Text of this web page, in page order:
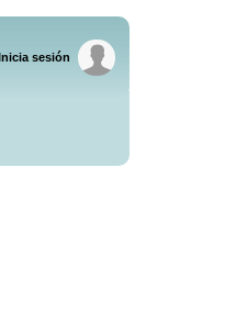
Inicia sesión